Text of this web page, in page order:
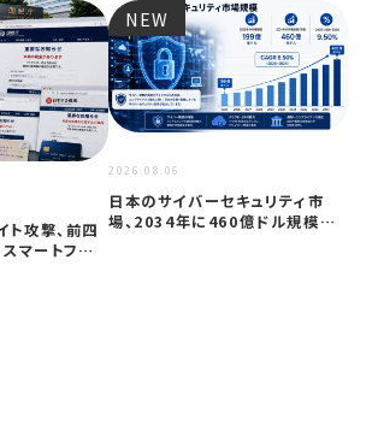
攻撃、前四
ートフォン
NEW
2026.08.06
日本のサイバーセキュリティ市
場、2034年に460億ドル規模へ